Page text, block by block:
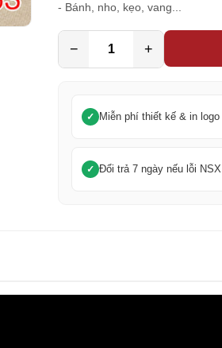
- Bánh, nho, kẹo, vang...
− +
Miễn phí thiết kế & in logo
Đổi trả 7 ngày nếu lỗi NSX